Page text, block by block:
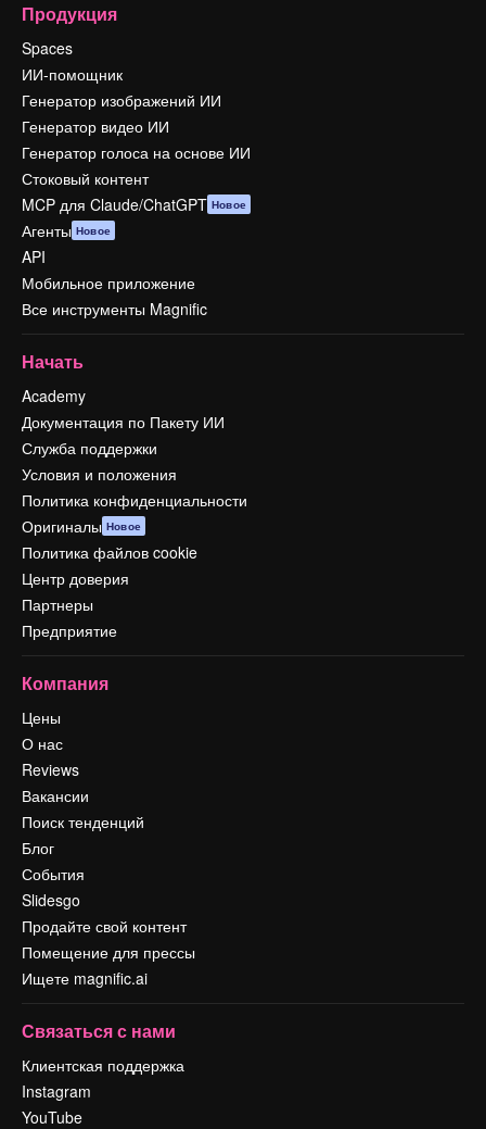
Продукция
Spaces
ИИ-помощник
Генератор изображений ИИ
Генератор видео ИИ
Генератор голоса на основе ИИ
Стоковый контент
MCP для Claude/ChatGPT Новое
Агенты Новое
API
Мобильное приложение
Все инструменты Magnific
Начать
Academy
Документация по Пакету ИИ
Служба поддержки
Условия и положения
Политика конфиденциальности
Оригиналы Новое
Политика файлов cookie
Центр доверия
Партнеры
Предприятие
Компания
Цены
О нас
Reviews
Вакансии
Поиск тенденций
Блог
События
Slidesgo
Продайте свой контент
Помещение для прессы
Ищете magnific.ai
Связаться с нами
Клиентская поддержка
Instagram
YouTube